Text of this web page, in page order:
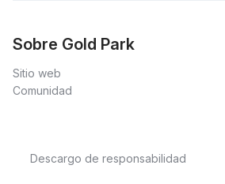
Sobre Gold Park
Sitio web
Comunidad
Descargo de responsabilidad